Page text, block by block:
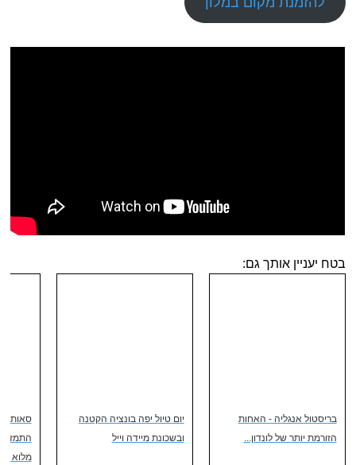
בטח יעניין אותך גם:
בריסטול אנגליה - האחות
הזורמת יותר של לונדון...
יום טיול יפה בונציה הקטנה
ובשכונת מיידה וייל
התמזה
מלוא